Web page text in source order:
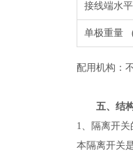
接线端水
单极重量
配用机构：
五、结
1、隔离开关
本隔离开关